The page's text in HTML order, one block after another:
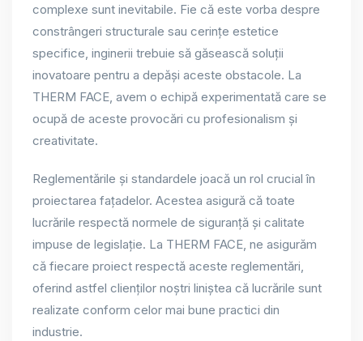
complexe sunt inevitabile. Fie că este vorba despre
constrângeri structurale sau cerințe estetice
specifice, inginerii trebuie să găsească soluții
inovatoare pentru a depăși aceste obstacole. La
THERM FACE, avem o echipă experimentată care se
ocupă de aceste provocări cu profesionalism și
creativitate.
Reglementările și standardele joacă un rol crucial în
proiectarea fațadelor. Acestea asigură că toate
lucrările respectă normele de siguranță și calitate
impuse de legislație. La THERM FACE, ne asigurăm
că fiecare proiect respectă aceste reglementări,
oferind astfel clienților noștri liniștea că lucrările sunt
realizate conform celor mai bune practici din
industrie.